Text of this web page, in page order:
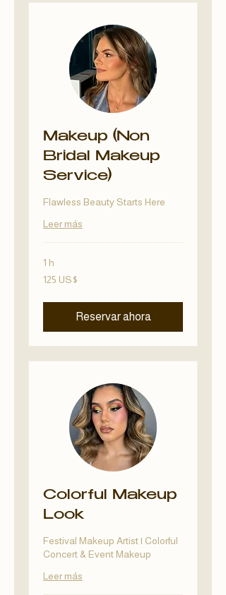
Makeup (Non
Bridal Makeup
Service)
Flawless Beauty Starts Here
Leer más
1 h
125
dólares
125 US$
Reservar ahora
Colorful Makeup
Look
Festival Makeup Artist | Colorful
Concert & Event Makeup
Leer más